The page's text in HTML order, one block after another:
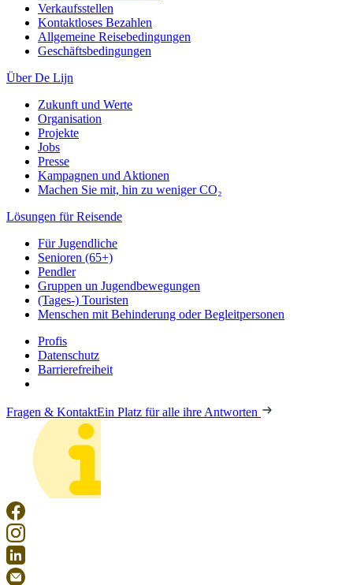
Verkaufsstellen
Kontaktloses Bezahlen
Allgemeine Reisebedingungen
Geschäftsbedingungen
Über De Lijn
Zukunft und Werte
Organisation
Projekte
Jobs
Presse
Kampagnen und Aktionen
Machen Sie mit, hin zu weniger CO₂
Lösungen für Reisende
Für Jugendliche
Senioren (65+)
Pendler
Gruppen un Jugendbewegungen
(Tages-) Touristen
Menschen mit Behinderung oder Begleitpersonen
Profis
Datenschutz
Barrierefreiheit
Fragen & KontaktEin Platz für alle ihre Antworten